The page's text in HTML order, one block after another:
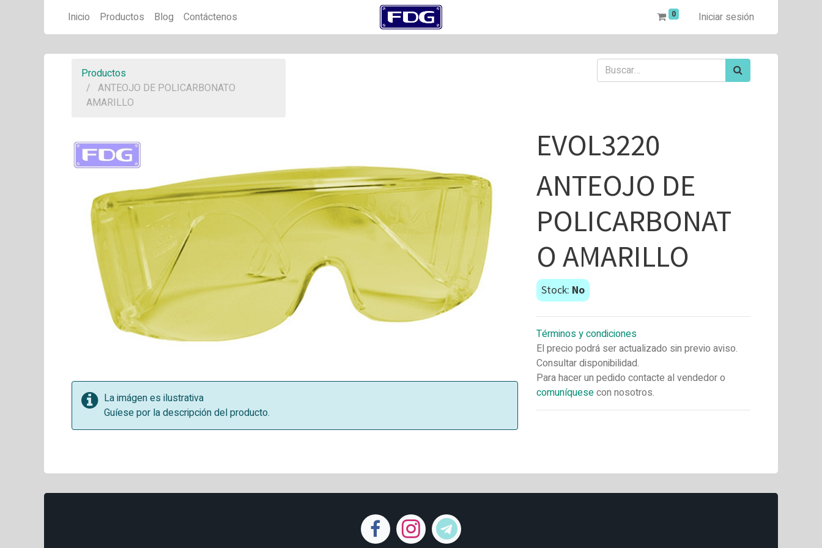
Inicio Productos Blog Contáctenos 0 Iniciar sesión
Productos
ANTEOJO DE POLICARBONATO
AMARILLO
La imágen es ilustrativa
Guíese por la descripción del producto.
EVOL3220
ANTEOJO DE
POLICARBONAT
O AMARILLO
Stock: No
Términos y condiciones
El precio podrá ser actualizado sin previo aviso.
Consultar disponibilidad.
Para hacer un pedido contacte al vendedor o
comuníquesecon nosotros.